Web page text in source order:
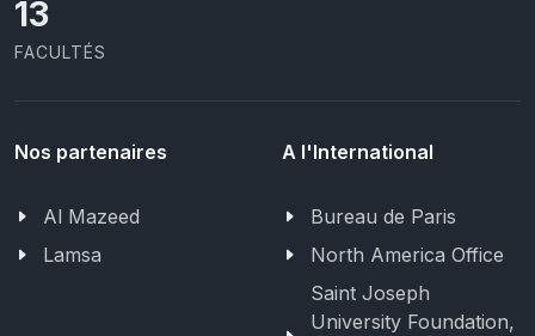
13
FACULTÉS
Nos partenaires
Al Mazeed
Lamsa
A l'International
Bureau de Paris
North America Office
Saint Joseph
University Foundation,